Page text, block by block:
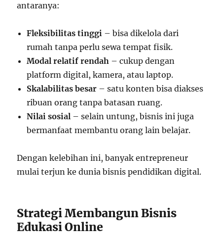
antaranya:
Fleksibilitas tinggi – bisa dikelola dari
rumah tanpa perlu sewa tempat fisik.
Modal relatif rendah – cukup dengan
platform digital, kamera, atau laptop.
Skalabilitas besar – satu konten bisa diakses
ribuan orang tanpa batasan ruang.
Nilai sosial – selain untung, bisnis ini juga
bermanfaat membantu orang lain belajar.
Dengan kelebihan ini, banyak entrepreneur
mulai terjun ke dunia bisnis pendidikan digital.
Strategi Membangun Bisnis
Edukasi Online